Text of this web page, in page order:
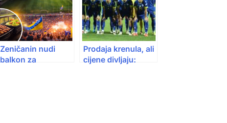
Zeničanin nudi
balkon za
Prodaja krenula, ali
cijene divljaju: